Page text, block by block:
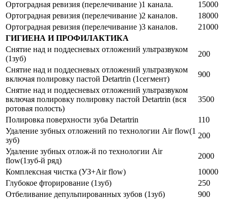
Ортоградная ревизия (перелечивание )1 канала.
15000
Ортоградная ревизия (перелечивание )2 каналов.
18000
Ортоградная ревизия (перелечивание )3 каналов.
21000
ГИГИЕНА И ПРОФИЛАКТИКА
Снятие над и поддесневых отложений ультразвуком
(1зуб)
200
Снятие над и поддесневых отложений ультразвуком
включая полировку пастой Detartrin (1сегмент)
900
Снятие над и поддесневых отложений ультразвуком
включая полировку полировку пастой Detartrin (вся
ротовая полость)
3500
Полировка поверхности зуба Detartrin
110
Удаление зубных отложений по технологии Air flow(1
зуб)
200
Удаление зубных отлож-й по технологии Air
flow(1зуб-й ряд)
2000
Комплексная чистка (УЗ+Air flow)
10000
Глубокое фторирование (1зуб)
250
Отбеливание депульпированных зубов (1зуб)
900